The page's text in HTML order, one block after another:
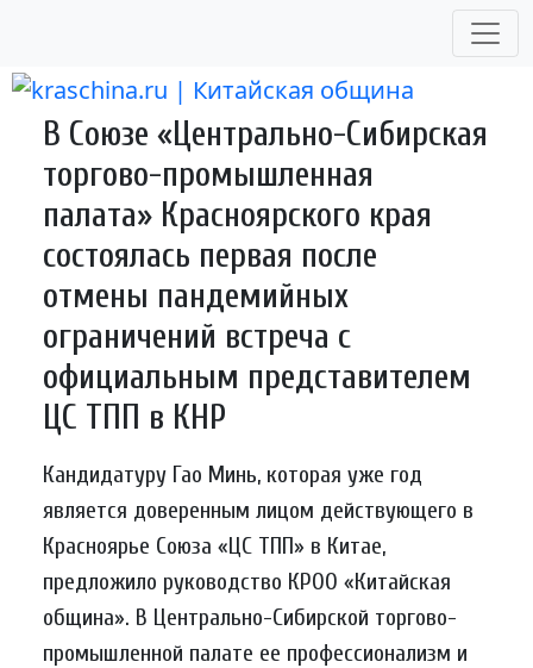
content
В Союзе «Центрально-Сибирская
торгово-промышленная
палата» Красноярского края
состоялась первая после
отмены пандемийных
ограничений встреча с
официальным представителем
ЦС ТПП в КНР
Кандидатуру Гао Минь, которая уже год
является доверенным лицом действующего в
Красноярье Союза «ЦС ТПП» в Китае,
предложило руководство КРОО «Китайская
община». В Центрально-Сибирской торгово-
промышленной палате ее профессионализм и